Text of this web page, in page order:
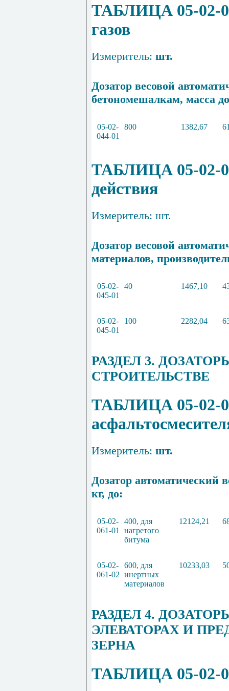
ТАБЛИЦА 05-02-
газов
Измеритель: шт.
Дозатор весовой
бетономешалкам, масса
05-02-
044-01
800 1382,67
ТАБЛИЦА 05-02-
действия
Измеритель: шт.
Дозатор весовой
материалов,
05-02-
045-01
40 1467,10
05-02-
045-01
100 2282,04
РАЗДЕЛ 3.
СТРОИТЕЛЬСТВЕ
ТАБЛИЦА 05-02-
Измеритель: шт.
Дозатор автоматический
кг, до:
05-02-
061-01
400, для
нагретого
битума
12124,21
05-02-
061-02
600, для
инертных
материалов
10233,03
РАЗДЕЛ 4.
ЭЛЕВАТОРАХ И
ЗЕРНА
ТАБЛИЦА 05-02-